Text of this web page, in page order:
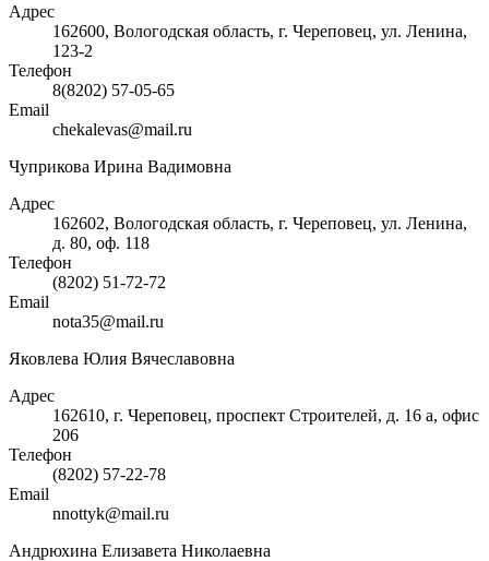
Адрес
162600, Вологодская область, г. Череповец, ул. Ленина,
123-2
Телефон
8(8202) 57-05-65
Email
chekalevas@mail.ru
Чуприкова Ирина Вадимовна
Адрес
162602, Вологодская область, г. Череповец, ул. Ленина,
д. 80, оф. 118
Телефон
(8202) 51-72-72
Email
nota35@mail.ru
Яковлева Юлия Вячеславовна
Адрес
162610, г. Череповец, проспект Строителей, д. 16 а, офис
206
Телефон
(8202) 57-22-78
Email
nnottyk@mail.ru
Андрюхина Елизавета Николаевна